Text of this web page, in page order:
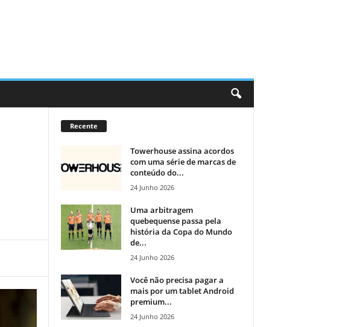
Recente
Towerhouse assina acordos
com uma série de marcas de
conteúdo do...
24 Junho 2026
Uma arbitragem
quebequense passa pela
história da Copa do Mundo
de...
24 Junho 2026
Você não precisa pagar a
mais por um tablet Android
premium...
24 Junho 2026